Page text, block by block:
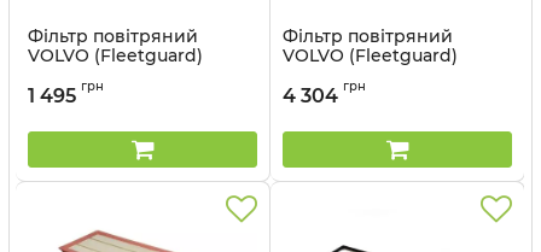
Фільтр повітряний
VOLVO (Fleetguard)
Артикул:
1 495 грн
Фільтр повітряний
VOLVO (Fleetguard)
Артикул: AF27970
4 304 грн